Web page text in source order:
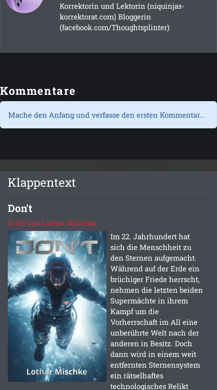
Korrektorin und Lektorin (niquinjas-
korrektorat.com) Bloggerin
(facebook.com/Thoughtsplinter)
Kommentare
Mache den Anfang und verfasse den ersten Kommentar...
Klappentext
Don't
SciFi von Lothar Mischke
Im 22. Jahrhundert hat
sich die Menschheit zu
den Sternen aufgemacht.
Während auf der Erde ein
brüchiger Friede herrscht,
nehmen die letzten beiden
Supermächte in ihrem
Kampf um die
Vorherrschaft im All eine
unberührte Welt nach der
anderen in Besitz. Doch
dann wird in einem weit
entfernten Sternensystem
ein rätselhaftes
technologisches Relikt